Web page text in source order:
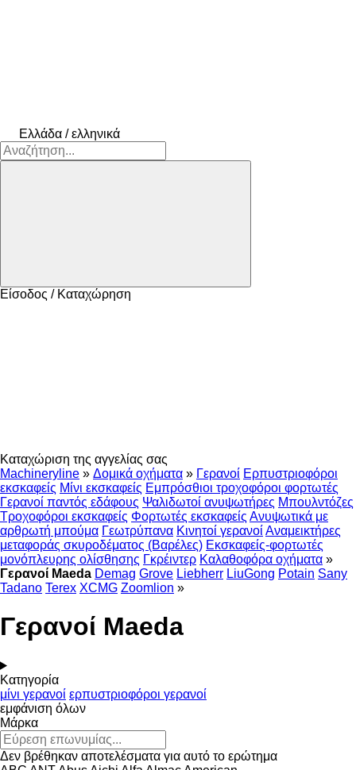
Ελλάδα / ελληνικά
Είσοδος / Καταχώρηση
Καταχώριση της αγγελίας σας
Machineryline » Δομικά οχήματα » Γερανοί Ερπυστριοφόροι
εκσκαφείς Μίνι εκσκαφείς Εμπρόσθιοι τροχοφόροι φορτωτές
Γερανοί παντός εδάφους Ψαλιδωτοί ανυψωτήρες Μπουλντόζες
Τροχοφόροι εκσκαφείς Φορτωτές εκσκαφείς Ανυψωτικά με
αρθρωτή μπούμα Γεωτρύπανα Κινητοί γερανοί Αναμεικτήρες
μεταφοράς σκυροδέματος (Βαρέλες) Εκσκαφείς-φορτωτές
μονόπλευρης ολίσθησης Γκρέιντερ Καλαθοφόρα οχήματα »
Γερανοί Maeda Demag Grove Liebherr LiuGong Potain Sany
Tadano Terex XCMG Zoomlion »
Γερανοί Maeda
Κατηγορία
μίνι γερανοί ερπυστριοφόροι γερανοί
εμφάνιση όλων
Μάρκα
Δεν βρέθηκαν αποτελέσματα για αυτό το ερώτημα